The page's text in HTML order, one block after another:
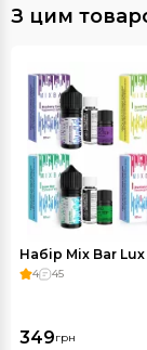
З цим
Набір Mix Bar
4 45
349грн